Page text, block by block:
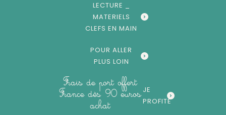
LECTURE _
MATERIELS
CLEFS EN MAIN
POUR ALLER
PLUS LOIN
Frais de port offert
France dès 90 euros
achat
JE
PROFITE